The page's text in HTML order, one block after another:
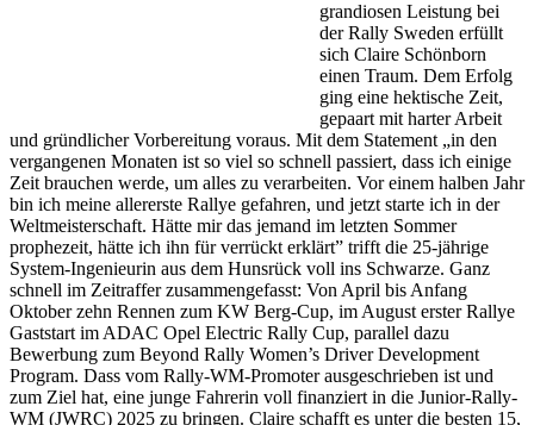
grandiosen Leistung bei
der Rally Sweden erfüllt
sich Claire Schönborn
einen Traum. Dem Erfolg
ging eine hektische Zeit,
gepaart mit harter Arbeit
und gründlicher Vorbereitung voraus. Mit dem Statement „in den
vergangenen Monaten ist so viel so schnell passiert, dass ich einige
Zeit brauchen werde, um alles zu verarbeiten. Vor einem halben Jahr
bin ich meine allererste Rallye gefahren, und jetzt starte ich in der
Weltmeisterschaft. Hätte mir das jemand im letzten Sommer
prophezeit, hätte ich ihn für verrückt erklärt” trifft die 25-jährige
System-Ingenieurin aus dem Hunsrück voll ins Schwarze. Ganz
schnell im Zeitraffer zusammengefasst: Von April bis Anfang
Oktober zehn Rennen zum KW Berg-Cup, im August erster Rallye
Gaststart im ADAC Opel Electric Rally Cup, parallel dazu
Bewerbung zum Beyond Rally Women’s Driver Development
Program. Dass vom Rally-WM-Promoter ausgeschrieben ist und
zum Ziel hat, eine junge Fahrerin voll finanziert in die Junior-Rally-
WM (JWRC) 2025 zu bringen. Claire schafft es unter die besten 15,